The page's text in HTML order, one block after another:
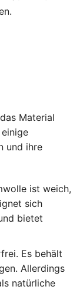
Material
und ihre
ist weich,
sich
bietet
Es behält
Allerdings
natürliche